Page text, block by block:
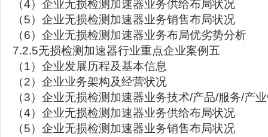
（4）企业无损检测加速器业务供给布局状况
（5）企业无损检测加速器业务销售布局状况
（6）企业无损检测加速器业务布局优劣势分析
7.2.5无损检测加速器行业重点企业案例五
（1）企业发展历程及基本信息
（2）企业业务架构及经营状况
（3）企业无损检测加速器业务技术/产品/服务/产
（4）企业无损检测加速器业务供给布局状况
（5）企业无损检测加速器业务销售布局状况